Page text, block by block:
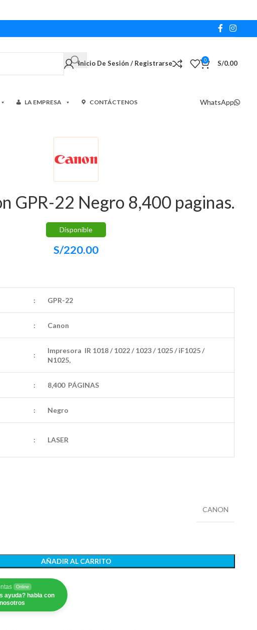
Inicio De Sesión / Registrarse 0 S/0.00
LA EMPRESA CONTÁCTENOS WhatsApp
GPR-22 Negro 8,400 paginas.
Disponible
S/220.00
: GPR-22
: Canon
:
Impresora IR 1018 / 1022 / 1023 / 1025 / iF1025 /
N1025,
: 8,400 PÁGINAS
: Negro
: LASER
CANON
AÑADIR AL CARRITO
Online
ayuda? habla con
nosotros